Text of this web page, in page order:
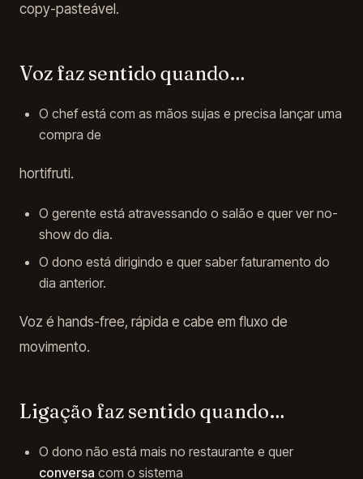
copy-pasteável.
Voz faz sentido quando…
O chef está com as mãos sujas e precisa lançar uma
compra de
hortifruti.
O gerente está atravessando o salão e quer ver no-
show do dia.
O dono está dirigindo e quer saber faturamento do
dia anterior.
Voz é hands-free, rápida e cabe em fluxo de
movimento.
Ligação faz sentido quando…
O dono não está mais no restaurante e quer
conversa com o sistema